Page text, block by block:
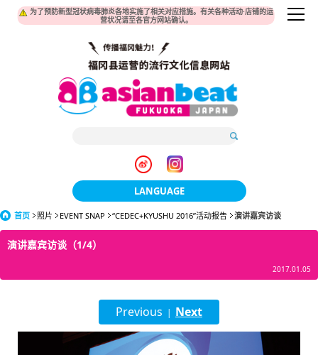
为了预防新型冠状病毒肺炎各地实施了相关对应措施。有关各种活动·店铺的运
营状况请至各官方网站确认。
LANGUAGE
日本語
繁體中文
English
首页 照片 EVENT SNAP “CEDEC+KYUSHU 2016”活动报告 演讲嘉宾访谈
演讲嘉宾访谈（1/4）
2017.01.05
Previous | Next